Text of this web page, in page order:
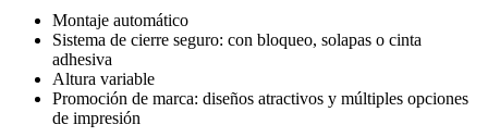
Montaje automático
Sistema de cierre seguro: con bloqueo, solapas o cinta
adhesiva
Altura variable
Promoción de marca: diseños atractivos y múltiples opciones
de impresión